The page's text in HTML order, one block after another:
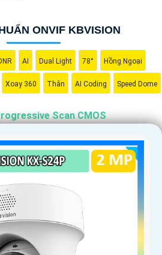
ONVIF KBVISION
AI Dual Light 78° Hồng Ngoại
Xoay 360 Thân AI Coding Speed Dome
Scan CMOS